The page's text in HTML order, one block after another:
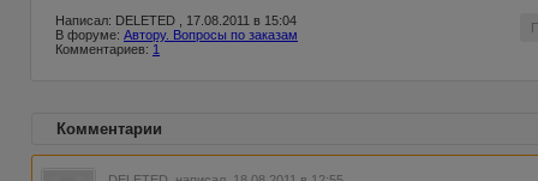
Написал: DELETED , 17.08.2011 в 15:04
В форуме: Автору. Вопросы по заказам
Комментариев: 1
Комментарии